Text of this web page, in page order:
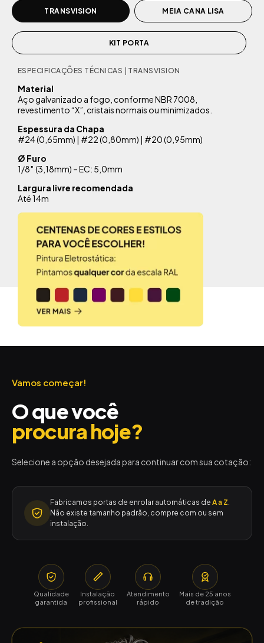
TRANSVISION MEIA CANA LISA
KIT PORTA
ESPECIFICAÇÕES TÉCNICAS | TRANSVISION
Material
Aço galvanizado a fogo, conforme NBR 7008,
revestimento “X”, cristais normais ou minimizados.
Espessura da Chapa
#24 (0,65mm) | #22 (0,80mm) | #20 (0,95mm)
Ø Furo
1/8″ (3,18mm) – EC: 5,0mm
Largura livre recomendada
Até 14m
Vamos começar!
O que você
procura hoje?
Selecione a opção desejada para continuar com sua cotação:
Fabricamos portas de enrolar automáticas de A a Z.
Não existe tamanho padrão, compre com ou sem
instalação.
Qualidade
garantida
Instalação
profissional
Atendimento
rápido
Mais de 25 anos
de tradição